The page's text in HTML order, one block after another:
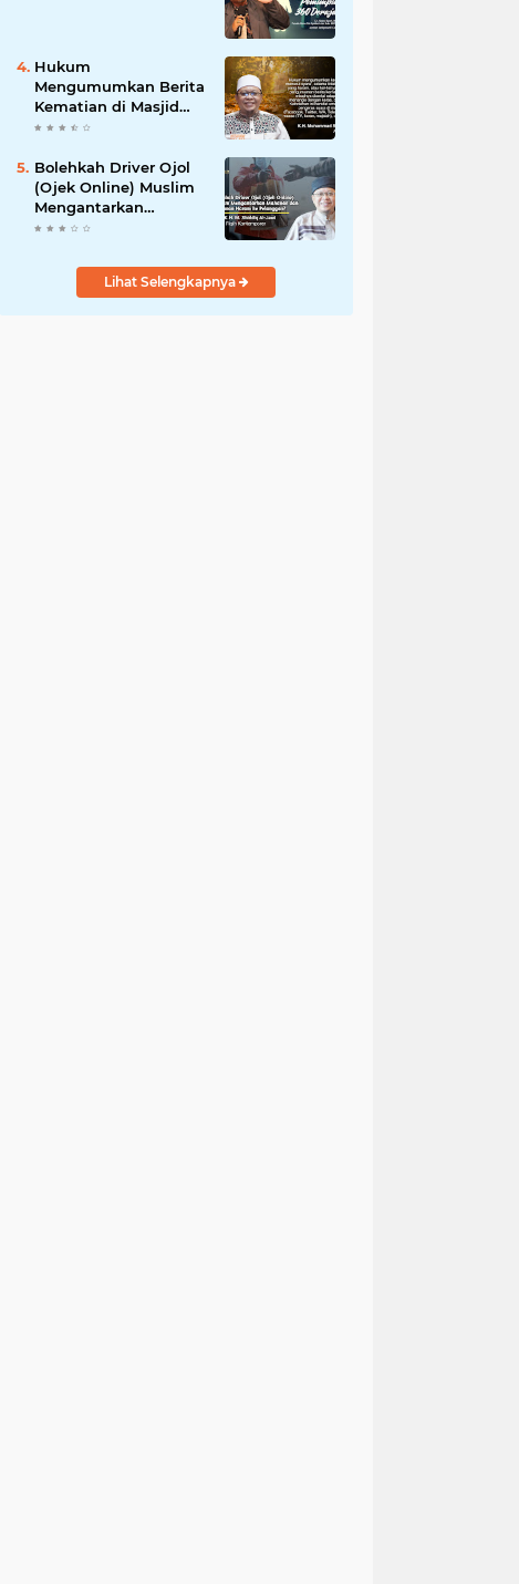
Hukum
Mengumumkan Berita
Kematian di Masjid
dan Medsos
Bolehkah Driver Ojol
(Ojek Online) Muslim
Mengantarkan
Makanan dan
Pelanggan?
Lihat Selengkapnya